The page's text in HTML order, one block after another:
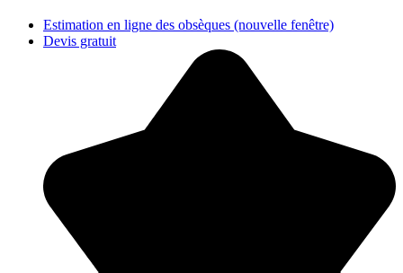
Estimation en ligne des obsèques (nouvelle fenêtre)
Devis gratuit